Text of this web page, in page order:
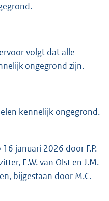
volgt dat alle
ongegrond zijn.
kennelijk ongegrond.
januari 2026 door F.P.
E.W. van Olst en J.M.
bijgestaan door M.C.